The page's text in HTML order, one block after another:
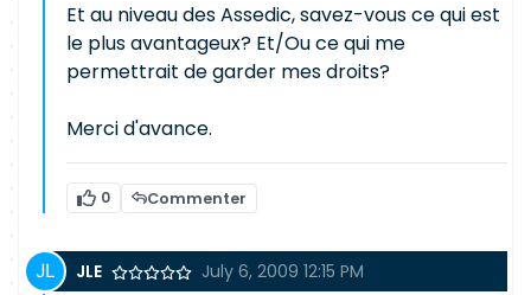
Et au niveau des Assedic, savez-vous ce qui est
le plus avantageux? Et/Ou ce qui me
permettrait de garder mes droits?
Merci d'avance.
0 Commenter
JLE July 6, 2009 12:15 PM